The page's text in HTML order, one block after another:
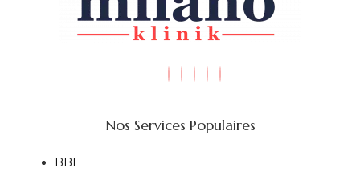
Nos Services Populaires
BBL